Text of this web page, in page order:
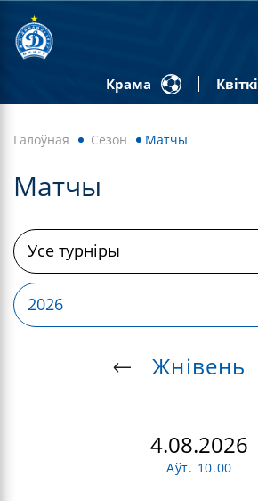
Крама Квіткі
Галоўная Сезон Матчы
Матчы
Жнівень
4.08.2026
Аўт. 10.00